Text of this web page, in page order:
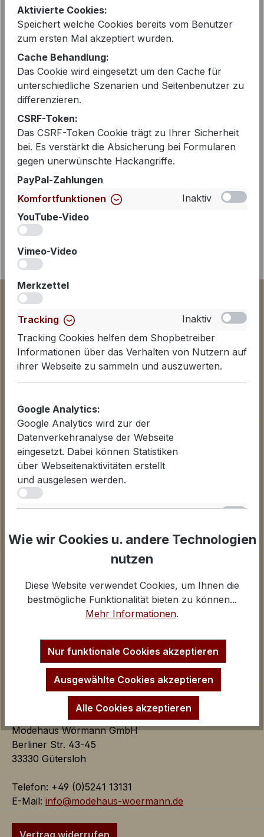
EAN:2000056390313
Artikelnummer:8229-154670
Shirtbluse mit kleinem Stehkragen und
Ausschnittblende in schwarz von
Emily van den Bergh. Die kleine Falte
im Vorderteil so…
Informationen
Datenschutzerklärung
Lieferinformationen
Zahlungsarten
AGB
Widerrufsbelehrung
Über uns
Kontakt und E-Mail
Anfahrt Ladengeschäfte
Startseite
Modehaus Wörmann GmbH
Berliner Str. 43-45
33330 Gütersloh
Telefon: +49 (0)5241 13131
E-Mail: info@modehaus-woermann.de
Aktivierte Cookies:
Speichert welche Cookies bereits vom Benutzer
zum ersten Mal akzeptiert wurden.
Cache Behandlung:
Das Cookie wird eingesetzt um den Cache für
unterschiedliche Szenarien und Seitenbenutzer zu
differenzieren.
CSRF-Token:
Das CSRF-Token Cookie trägt zu Ihrer Sicherheit
bei. Es verstärkt die Absicherung bei Formularen
gegen unerwünschte Hackangriffe.
PayPal-Zahlungen
Komfortfunktionen
Inaktiv
YouTube-Video
Vimeo-Video
Merkzettel
Tracking
Inaktiv
Tracking Cookies helfen dem Shopbetreiber
Informationen über das Verhalten von Nutzern auf
ihrer Webseite zu sammeln und auszuwerten.
Google Analytics:
Google Analytics wird zur der
Datenverkehranalyse der Webseite
eingesetzt. Dabei können Statistiken
über Webseitenaktivitäten erstellt
und ausgelesen werden.
Für Statistiken und Shop-Performance-Metriken
genutzte Cookies.
Google Analytics
Marketing Cookies dienen dazu Werbeanzeigen
auf der Webseite zielgerichtet und individuell über
mehrere Seitenaufrufe und Browsersitzungen zu
schalten.
Google AdSense:
Das Cookie wird von Google
AdSense für Förderung der
Webseite verwendet.
Das Google Conversion Tracking
Wie wir Cookies u. andere Technologien
nutzen
Diese Website verwendet Cookies, um Ihnen die
bestmögliche Funktionalität bieten zu können...
Mehr Informationen.
Nur funktionale Cookies akzeptieren
Ausgewählte Cookies akzeptieren
Alle Cookies akzeptieren